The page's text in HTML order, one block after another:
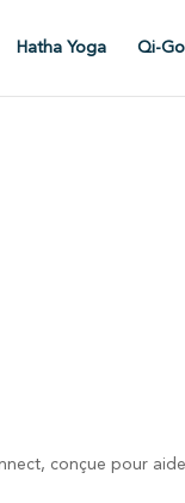
Hatha Yoga Qi-
conçue pour